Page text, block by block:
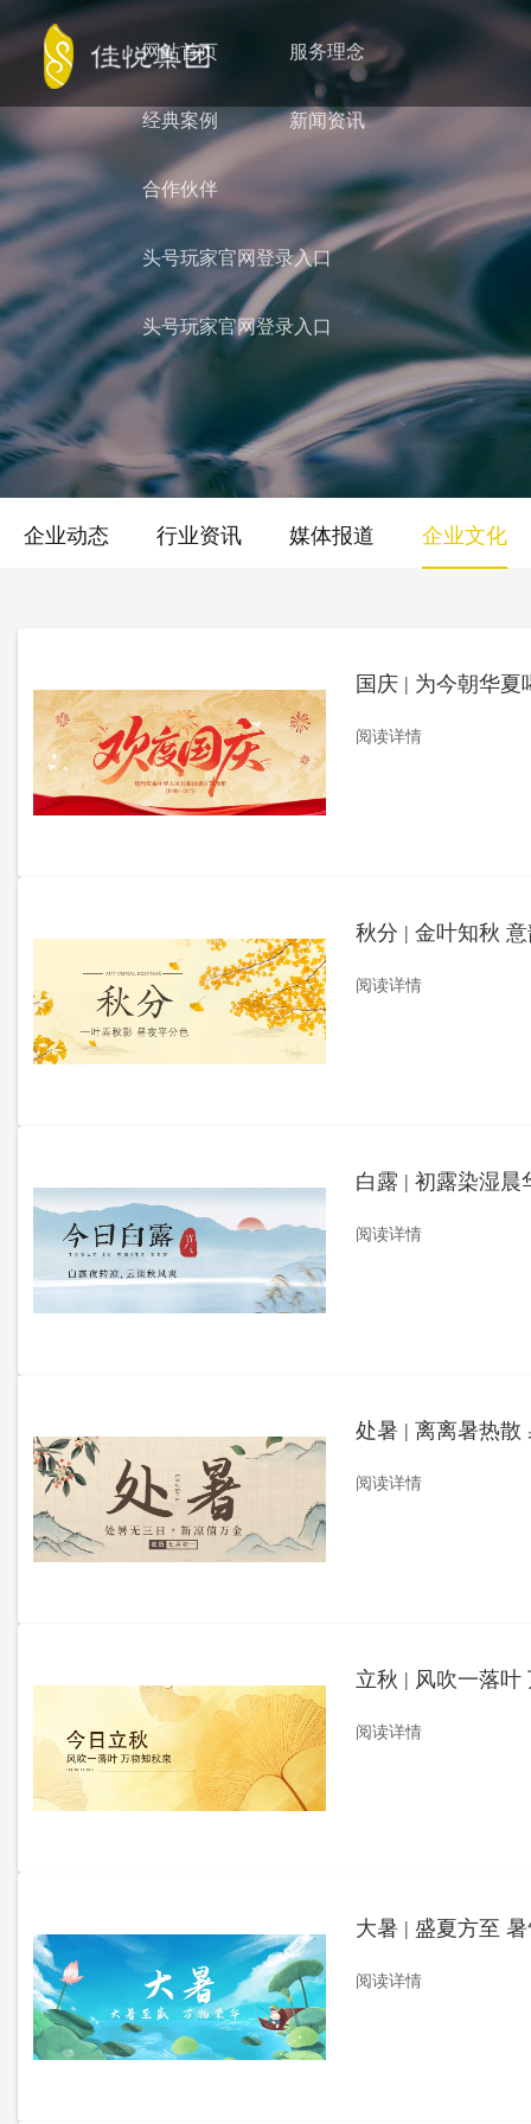
网站首页 服务理念
经典案例 新闻资讯
合作伙伴
头号玩家官网登录入口
头号玩家官网登录入口
企业动态 行业资讯 媒体报道 企业文化
国庆 | 为今朝华夏
阅读详情
秋分 | 金叶知秋
阅读详情
白露 | 初露染湿晨
阅读详情
处暑 | 离离暑热散
阅读详情
立秋 | 风吹一落叶
阅读详情
大暑 | 盛夏方至
阅读详情